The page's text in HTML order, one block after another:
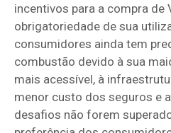
incentivos para a compra de
obrigatoriedade de sua
consumidores ainda tem
combustão devido à sua
mais acessível, à
menor custo dos seguros e
desafios não forem